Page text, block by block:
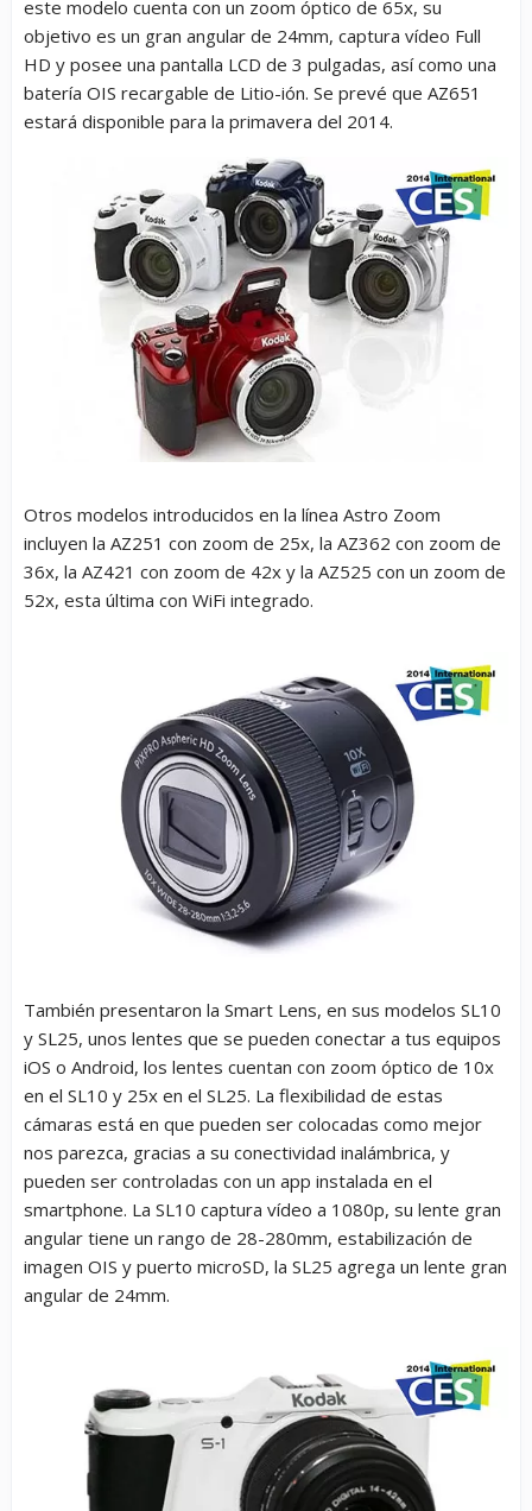
este modelo cuenta con un zoom óptico de 65x, su
objetivo es un gran angular de 24mm, captura vídeo Full
HD y posee una pantalla LCD de 3 pulgadas, así como una
batería OIS recargable de Litio-ión. Se prevé que AZ651
estará disponible para la primavera del 2014.
Otros modelos introducidos en la línea Astro Zoom
incluyen la AZ251 con zoom de 25x, la AZ362 con zoom de
36x, la AZ421 con zoom de 42x y la AZ525 con un zoom de
52x, esta última con WiFi integrado.
También presentaron la Smart Lens, en sus modelos SL10
y SL25, unos lentes que se pueden conectar a tus equipos
iOS o Android, los lentes cuentan con zoom óptico de 10x
en el SL10 y 25x en el SL25. La flexibilidad de estas
cámaras está en que pueden ser colocadas como mejor
nos parezca, gracias a su conectividad inalámbrica, y
pueden ser controladas con un app instalada en el
smartphone. La SL10 captura vídeo a 1080p, su lente gran
angular tiene un rango de 28-280mm, estabilización de
imagen OIS y puerto microSD, la SL25 agrega un lente gran
angular de 24mm.